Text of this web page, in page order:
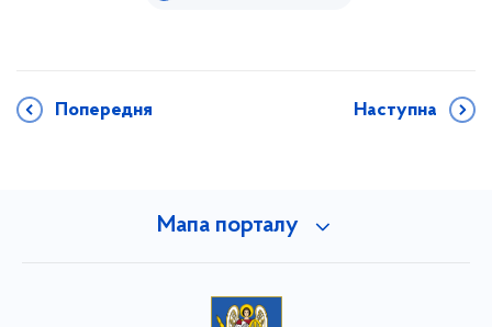
Попередня Наступна
Мапа порталу